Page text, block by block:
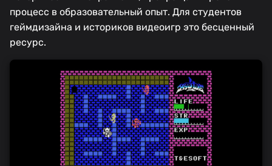
процесс в образовательный опыт. Для студентов
геймдизайна и историков видеоигр это бесценный
ресурс.